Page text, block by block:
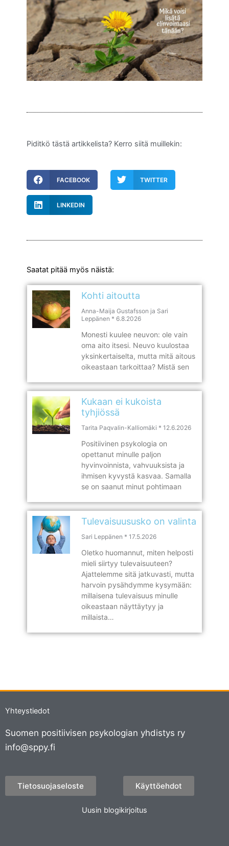
Piditkö tästä artikkelista? Kerro siitä muillekin:
FACEBOOK TWITTER
LINKEDIN
Saatat pitää myös näistä:
Kohti aitoutta
Anna-Maija Gustafsson ja Sari
Leppänen
6.8.2026
Monesti kuulee neuvon: ole vain
oma aito itsesi. Neuvo kuulostaa
yksinkertaiselta, mutta mitä aitous
oikeastaan tarkoittaa? Mistä sen
Kukaan ei kukoista
tyhjiössä
Tarita Paqvalin-Kalliomäki 12.6.2026
Positiivinen psykologia on
opettanut minulle paljon
hyvinvoinnista, vahvuuksista ja
ihmisen kyvystä kasvaa. Samalla
se on saanut minut pohtimaan
Tulevaisuususko on valinta
Sari Leppänen 17.5.2026
Oletko huomannut, miten helposti
mieli siirtyy tulevaisuuteen?
Ajattelemme sitä jatkuvasti, mutta
harvoin pysähdymme kysymään:
millaisena tulevaisuus minulle
oikeastaan näyttäytyy ja
millaista…
Yhteystiedot
Suomen positiivisen psykologian yhdistys ry
info@sppy.fi
Tietosuojaseloste Käyttöehdot
Uusin blogikirjoitus